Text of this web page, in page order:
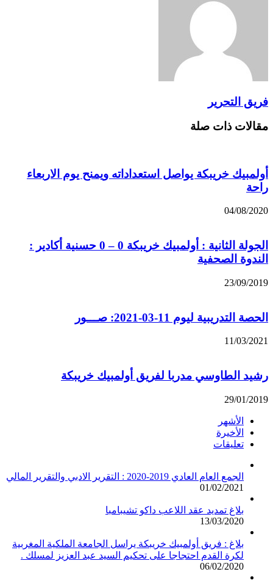
فريق التحرير
مقالات ذات صلة
أولمبيك خريبكة يواصل استعداداته ويمنح يوم الاربعاء
راحة
04/08/2020
الجولة الثانية : أولمبيك خريبكة 0 – 0 حسنية أكادير :
الندوة الصحفية
23/09/2019
الحصة التدريبية ليوم 11-03-2021: صـــور
11/03/2021
رشيد الطاوسي مدربا لفريق أولمبيك خريبكة
29/01/2019
الأشهر
الأخيرة
تعليقات
الجمع العام العادي 2019-2020 : التقرير الادبي والتقرير المالي
01/02/2021
بلاغ تمديد عقد اللاعب داكو تشيبامبا
13/03/2020
بلاغ : فريق أولمبيك خريبكة يراسل الجامعة الملكية المغربية
لكرة القدم احتجاجا على تحكيم السيد عبد العزيز لمسلك .
06/02/2020